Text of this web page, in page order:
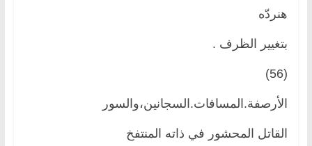
هنردّه
بتغيير الظرف .
(56)
الأرصفة.المسافات.السجانين،والسور
القاتل المحشور في ذاته المنتفخ